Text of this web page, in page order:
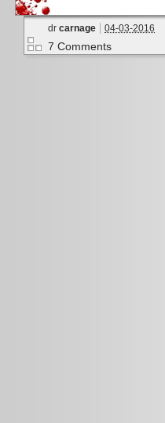
dr carnage 04-03-2016
7 Comments